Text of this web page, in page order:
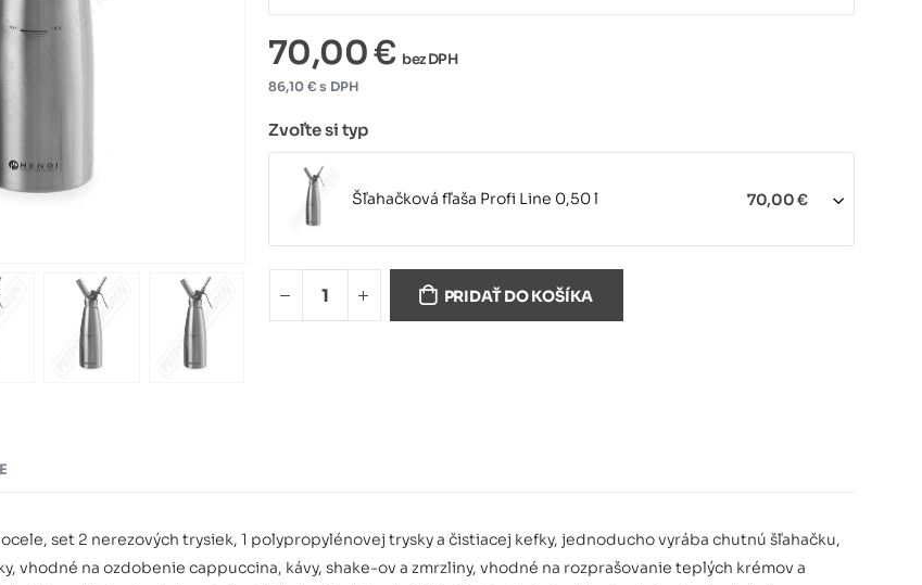
70,00 € bez DPH
86,10 € s DPH
Zvoľte si typ
Šľahačková fľaša Profi Line 0,50 l 70,00 €
Šľahačková fľaša Profi Line 1,00 l
PRIDAŤ DO KOŠÍKA
set 2 nerezových trysiek, 1 polypropylénovej trysky a čistiacej kefky, jednoducho vyrába chutnú šľahačku,
vhodné na ozdobenie cappuccina, kávy, shake-ov a zmrzliny, vhodné na rozprašovanie teplých krémov a